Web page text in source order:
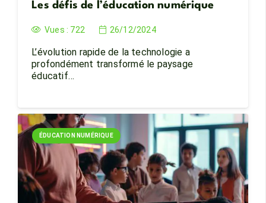
Les défis de l’éducation numérique
Vues : 722 26/12/2024
L’évolution rapide de la technologie a
profondément transformé le paysage
éducatif…
ÉDUCATION NUMÉRIQUE